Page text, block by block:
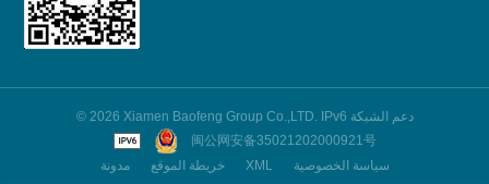
© 2026 Xiamen Baofeng Group Co.,LTD. IPv6 دعم الشبكة
闽公网安备35021202000921号
مدونة
خريطة الموقع XML سياسة الخصوصية